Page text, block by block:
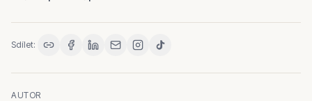
Sdílet:
AUTOR